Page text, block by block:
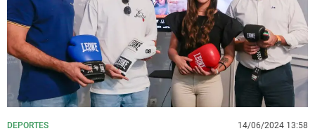
DEPORTES 14/06/2024 13:58